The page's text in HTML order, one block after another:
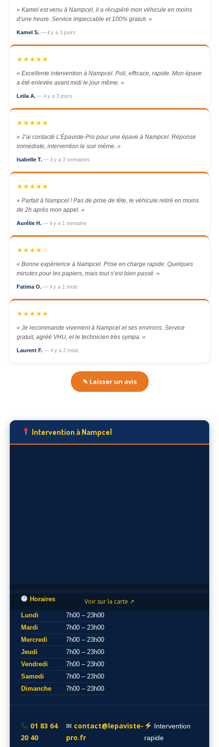
« Kamel est venu à Nampcel, il a récupéré mon véhicule en moins
d’une heure. Service impeccable et 100% gratuit. »
Kamel S. — il y a 3 jours
★★★★★
« Excellente intervention à Nampcel. Poli, efficace, rapide. Mon épave
a été enlevée avant midi le jour même. »
Leila A. — il y a 3 jours
★★★★★
« J’ai contacté L’Épaviste-Pro pour une épave à Nampcel. Réponse
immédiate, intervention le soir même. »
Isabelle T. — il y a 3 semaines
★★★★★
« Parfait à Nampcel ! Pas de prise de tête, le véhicule retiré en moins
de 2h après mon appel. »
Aurélie H. — il y a 1 semaine
★★★★☆
« Bonne expérience à Nampcel. Prise en charge rapide. Quelques
minutes pour les papiers, mais tout s’est bien passé. »
Fatima O. — il y a 1 mois
★★★★★
« Je recommande vivement à Nampcel et ses environs. Service
gratuit, agréé VHU, et le technicien très sympa. »
Laurent F. — il y a 2 mois
✎ Laisser un avis
Intervention à Nampcel
Voir sur la carte ↗
Horaires
Lundi
7h00 – 23h00
Mardi
7h00 – 23h00
Mercredi
7h00 – 23h00
Jeudi
7h00 – 23h00
Vendredi
7h00 – 23h00
Samedi
7h00 – 23h00
Dimanche
7h00 – 23h00
01 83 64
20 40
✉ contact@lepaviste-
pro.fr
Intervention
rapide